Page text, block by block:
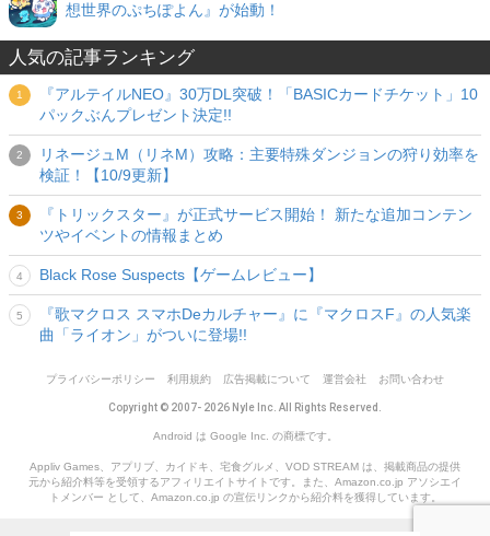
想世界のぷちぽよん』が始動！
人気の記事ランキング
『アルテイルNEO』30万DL突破！「BASICカードチケット」10
パックぶんプレゼント決定!!
リネージュM（リネM）攻略：主要特殊ダンジョンの狩り効率を
検証！【10/9更新】
『トリックスター』が正式サービス開始！ 新たな追加コンテン
ツやイベントの情報まとめ
Black Rose Suspects【ゲームレビュー】
『歌マクロス スマホDeカルチャー』に『マクロスF』の人気楽
曲「ライオン」がついに登場!!
プライバシーポリシー 利用規約 広告掲載について 運営会社 お問い合わせ
Copyright © 2007- 2026 Nyle Inc. All Rights Reserved.
Android は Google Inc. の商標です。
Appliv Games、アプリブ、カイドキ、宅食グルメ、VOD STREAM は、掲載商品の提供
元から紹介料等を受領するアフィリエイトサイトです。また、Amazon.co.jp アソシエイ
トメンバー として、Amazon.co.jp の宣伝リンクから紹介料を獲得しています。